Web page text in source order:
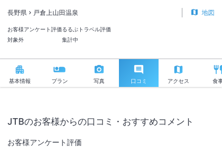
長野県 戸倉上山田温泉 地図
お客様アンケート評価
対象外
るるぶトラベル評価
集計中
基本情報 プラン 写真 口コミ アクセス 食
JTBのお客様からの口コミ・おすすめコメント
お客様アンケート評価